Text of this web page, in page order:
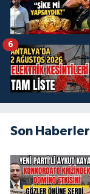
6
Son Haberler